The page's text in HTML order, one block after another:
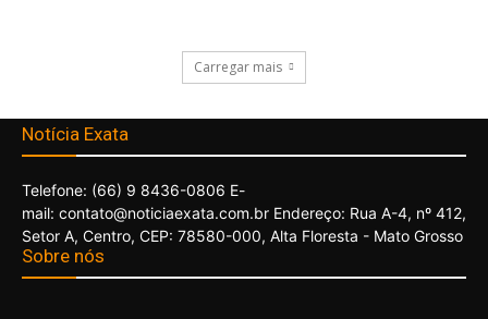
Carregar mais
Notícia Exata
Telefone: (66) 9 8436-0806 E-
mail: contato@noticiaexata.com.br Endereço: Rua A-4, nº 412,
Setor A, Centro, CEP: 78580-000, Alta Floresta - Mato Grosso
Sobre nós